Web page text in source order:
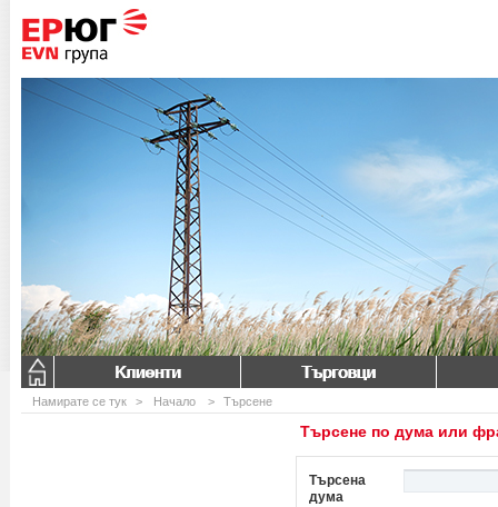
Клиенти Търговци
Намирате се тук > Начало > Търсене
Търсене по дума или
Търсена
дума